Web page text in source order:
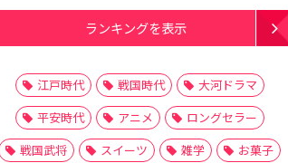
ランキングを表示
江戸時代 戦国時代
大河ドラマ
平安時代
アニメ
ロングセラー
戦国武将
スイーツ 雑学
お菓子